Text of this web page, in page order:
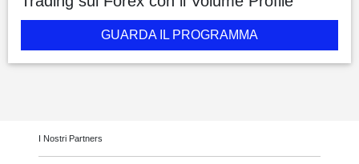
GUARDA IL PROGRAMMA
I Nostri Partners